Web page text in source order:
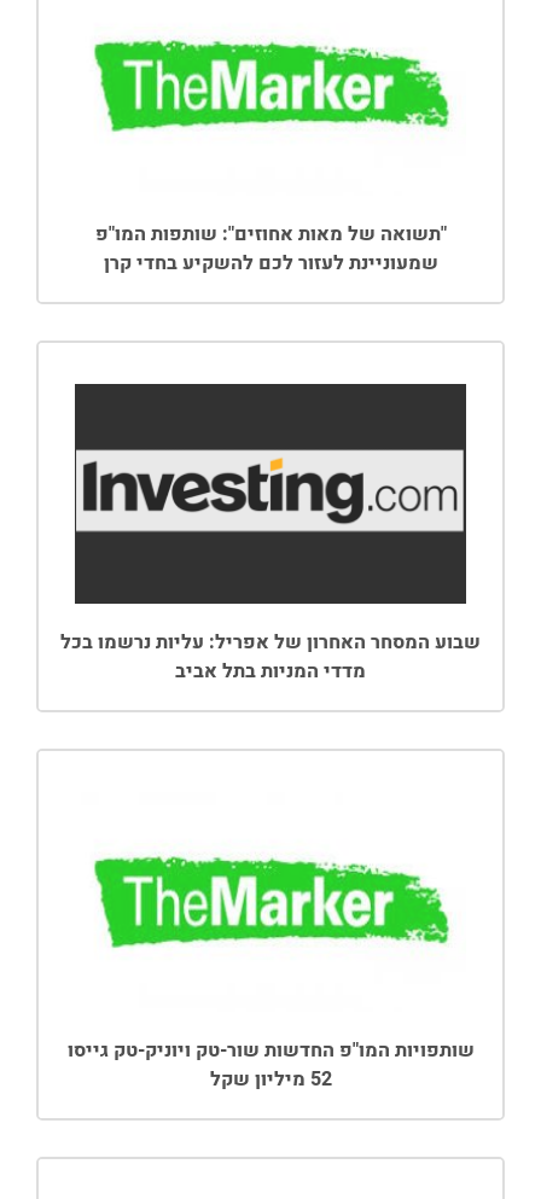
"תשואה של מאות אחוזים": שותפות המו"פ
שמעוניינת לעזור לכם להשקיע בחדי קרן
שבוע המסחר האחרון של אפריל: עליות נרשמו בכל
מדדי המניות בתל אביב
שותפויות המו"פ החדשות שור-טק ויוניק-טק גייסו
52 מיליון שקל